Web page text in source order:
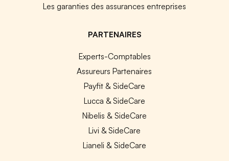
Les garanties des assurances entreprises
PARTENAIRES
Experts-Comptables
Assureurs Partenaires
Payfit & SideCare
Lucca & SideCare
Nibelis & SideCare
Livi & SideCare
Lianeli & SideCare